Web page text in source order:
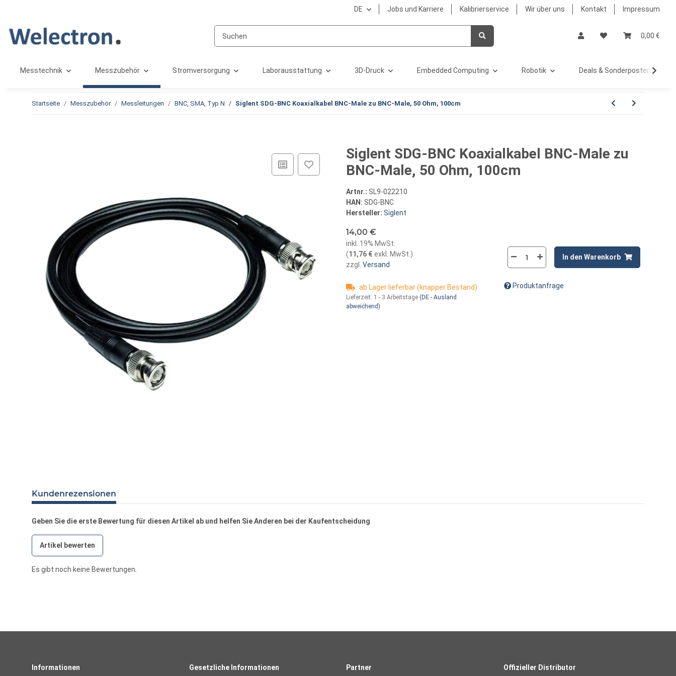
DE Jobs und Karriere Kalibrierservice Wir über uns Kontakt Impressum
0,00 €
Messtechnik Messzubehör Stromversorgung Laborausstattung 3D-Druck Embedded Computing Robotik Deals & Sonderposten %
Startseite Messzubehör Messleitungen BNC, SMA, Typ N Siglent SDG-BNC Koaxialkabel BNC-Male zu BNC-Male, 50 Ohm, 100cm
Siglent SDG-BNC Koaxialkabel BNC-Male zu
BNC-Male, 50 Ohm, 100cm
Artnr.: SL9-022210
HAN: SDG-BNC
Hersteller: Siglent
14,00 €
inkl. 19% MwSt.
(11,76 €exkl. MwSt. )
zzgl.
Versand
ab Lager lieferbar (knapper Bestand)
Lieferzeit: 1 - 3 Arbeitstage (DE - Ausland
abweichend)
In den Warenkorb
Produktanfrage
Kundenrezensionen
Geben Sie die erste Bewertung für diesen Artikel ab und helfen Sie Anderen bei der Kaufentscheidung
Artikel bewerten
Es gibt noch keine Bewertungen.
Informationen Gesetzliche Informationen Partner Offizieller Distributor